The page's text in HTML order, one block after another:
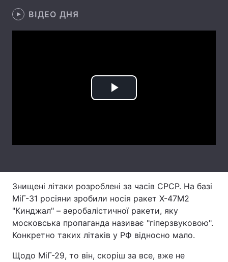
Відео з Youtube
Тема оформлення
ВІДЕО ДНЯ
Play
Знищені літаки розроблені за часів СРСР. На базі
МіГ-31 росіяни зробили носія ракет Х-47М2
"‎Кинджал"‎ – аеробалістичної ракети, яку
московська пропаганда називає "‎гіперзвуковою"‎.
Конкретно таких літаків у РФ відносно мало.
Щодо МіГ-29, то він, скоріш за все, вже не